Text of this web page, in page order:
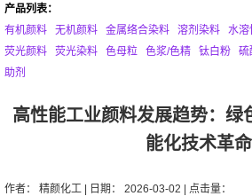
产品列表：
有机颜料
无机颜料 金属络合染料 溶剂染料 水溶
荧光颜料
荧光染料 色母粒 色浆/色精 钛白粉 硫
助剂
高性能工业颜料发展趋势：绿
能化技术革命
作者： 精颜化工 | 日期： 2026-03-02 | 点击量：